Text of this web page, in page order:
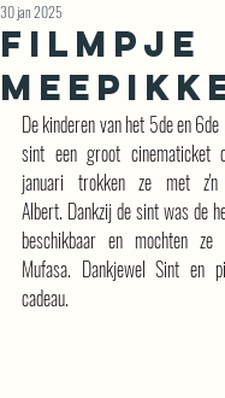
Filmpje
30 jan 2025
De kinderen van het 5de en
sint een groot cinematicket
januari trokken ze met
Albert. Dankzij de sint was de
beschikbaar en mochten
Mufasa. Dankjewel Sint en
cadeau.